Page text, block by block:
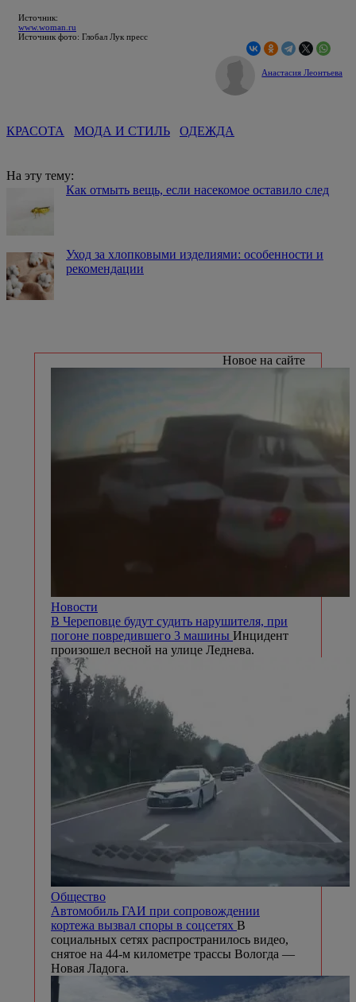
Источник:
www.woman.ru
Источник фото: Глобал Лук пресс
Анастасия Леонтьева
КРАСОТА МОДА И СТИЛЬ ОДЕЖДА
На эту тему:
Как отмыть вещь, если насекомое оставило след
Уход за хлопковыми изделиями: особенности и
рекомендации
Новое на сайте
Новости
В Череповце будут судить нарушителя, при
погоне повредившего 3 машины Инцидент
произошел весной на улице Леднева.
Общество
Автомобиль ГАИ при сопровождении
кортежа вызвал споры в соцсетях В
социальных сетях распространилось видео,
снятое на 44-м километре трассы Вологда —
Новая Ладога.